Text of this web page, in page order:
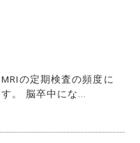
の定期検査の頻度に
。 脳卒中にな...